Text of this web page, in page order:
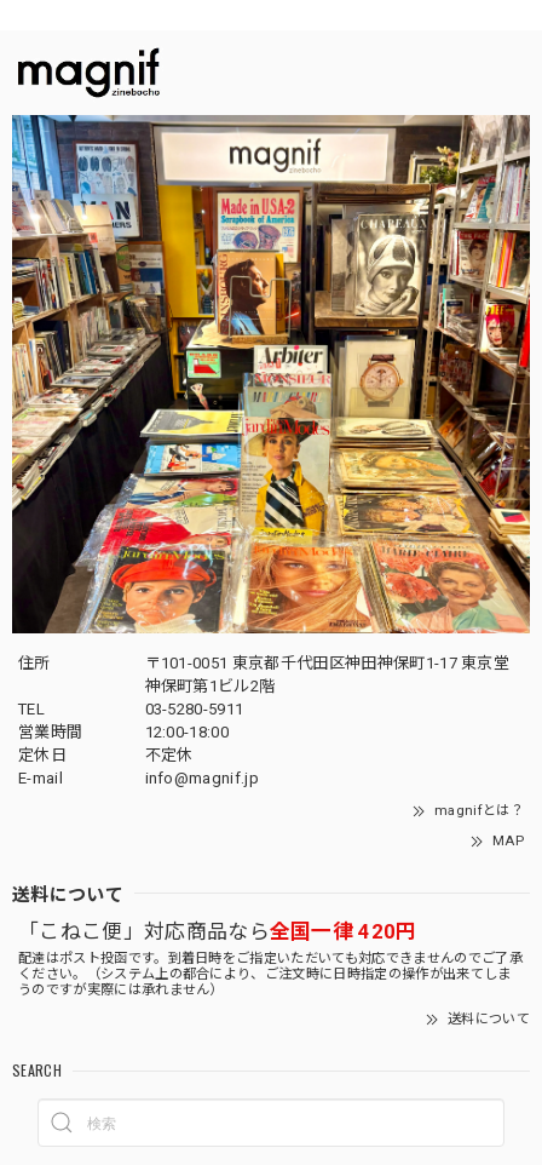
住所
〒101-0051 東京都千代田区神田神保町1-17 東京堂
神保町第1ビル2階
TEL
03-5280-5911
営業時間
12:00-18:00
定休日
不定休
E-mail
info@magnif.jp
magnifとは？
MAP
送料について
「こねこ便」対応商品なら全国一律 420円
配達はポスト投函です。到着日時をご指定いただいても対応できませんのでご了承
ください。（システム上の都合により、ご注文時に日時指定の操作が出来てしま
うのですが実際には承れません）
送料について
SEARCH